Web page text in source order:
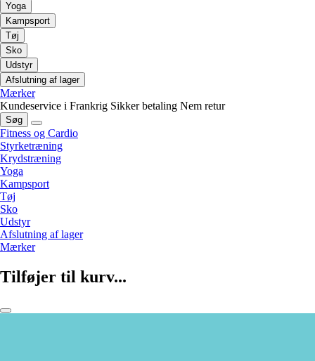
Yoga
Kampsport
Tøj
Sko
Udstyr
Afslutning af lager
Mærker
Kundeservice i Frankrig Sikker betaling Nem retur
Søg
Fitness og Cardio
Styrketræning
Krydstræning
Yoga
Kampsport
Tøj
Sko
Udstyr
Afslutning af lager
Mærker
Tilføjer til kurv...